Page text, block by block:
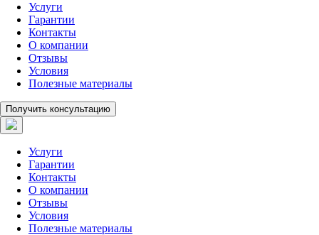
Услуги
Гарантии
Контакты
О компании
Отзывы
Условия
Полезные материалы
Получить консультацию
Услуги
Гарантии
Контакты
О компании
Отзывы
Условия
Полезные материалы